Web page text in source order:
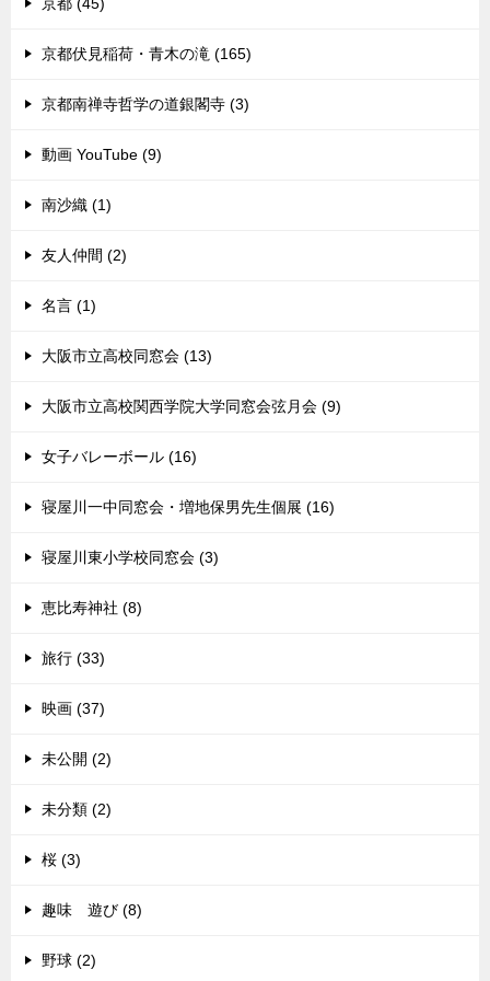
京都伏見稲荷・青木の滝 (165)
京都南禅寺哲学の道銀閣寺 (3)
動画 YouTube (9)
南沙織 (1)
友人仲間 (2)
名言 (1)
大阪市立高校同窓会 (13)
大阪市立高校関西学院大学同窓会弦月会 (9)
女子バレーボール (16)
寝屋川一中同窓会・増地保男先生個展 (16)
寝屋川東小学校同窓会 (3)
恵比寿神社 (8)
旅行 (33)
映画 (37)
未公開 (2)
未分類 (2)
桜 (3)
趣味 遊び (8)
野球 (2)